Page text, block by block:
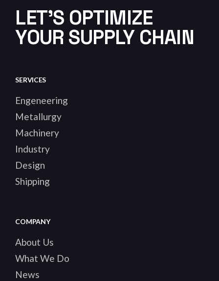
LET'S OPTIMIZE
YOUR SUPPLY CHAIN
SERVICES
Engeneering
Metallurgy
Machinery
Industry
Design
Shipping
COMPANY
About Us
What We Do
News